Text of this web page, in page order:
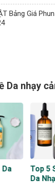
Bảng Giá
Da nhạy
Da
Top 5
Da